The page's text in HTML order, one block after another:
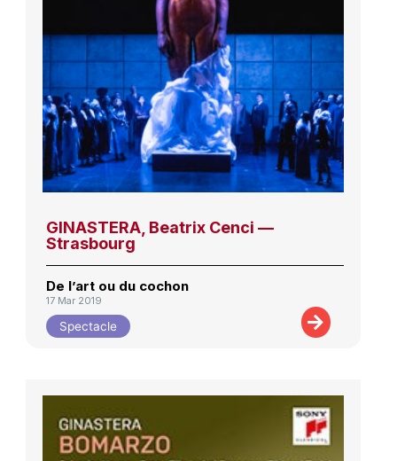
GINASTERA, Beatrix Cenci —
Strasbourg
De l’art ou du cochon
17 Mar 2019
Spectacle